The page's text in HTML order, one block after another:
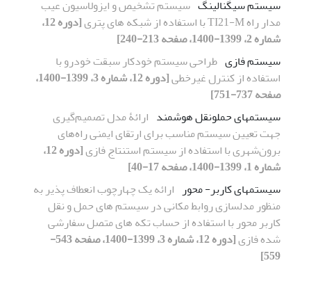
سیستم سیگنالینگ سیستم تشخیص و ایزولاسیون عیب
مدار راه TI21-M با استفاده از شبکه های پتری
[دوره 12،
شماره 2، 1399-1400، صفحه 213-240]
سیستم فازی طراحی سیستم خودکار سبقت خودرو با
استفاده از کنترل غیرخطی
[دوره 12، شماره 3، 1399-1400،
صفحه 737-751]
سیستم‎های حمل‎ونقل هوشمند
ارائۀ مدل تصمیم‌گیری
جهت تعیین سیستم مناسب برای ارتقای ایمنی راه‌های
برون‌شهری با استفاده از سیستم استنتاج فازی
[دوره 12،
شماره 1، 1399-1400، صفحه 17-40]
سیستمهای کاربر- محور ارائه یک چهارچوب انعطاف پذیر به
منظور مدلسازی روابط مکانی در سیستم های حمل و نقل
کاربر محور با استفاده از حساب تکه های متصل سفارشی
شده فازی
[دوره 12، شماره 3، 1399-1400، صفحه 543-
559]